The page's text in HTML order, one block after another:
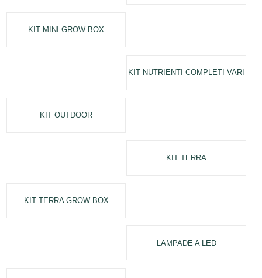
KIT MINI GROW BOX
KIT NUTRIENTI COMPLETI VARI
KIT OUTDOOR
KIT TERRA
KIT TERRA GROW BOX
LAMPADE A LED